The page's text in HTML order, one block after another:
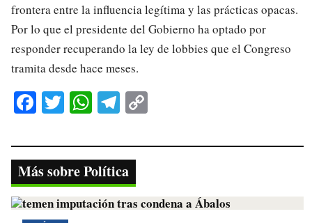
frontera entre la influencia legítima y las prácticas opacas.
Por lo que el presidente del Gobierno ha optado por
responder recuperando la ley de lobbies que el Congreso
tramita desde hace meses.
Fa
bo
ok
T
tte
r
W
ts
A
pp
Te
gr
a
m
y
nk
Más sobre Política